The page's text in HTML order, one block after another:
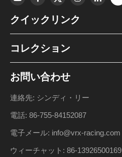
クイックリンク
コレクション
お問い合わせ
連絡先: シンディ・リー
電話: 86-755-84152087
電子メール: info@vrx-racing.com
ウィーチャット: 86-13926500169